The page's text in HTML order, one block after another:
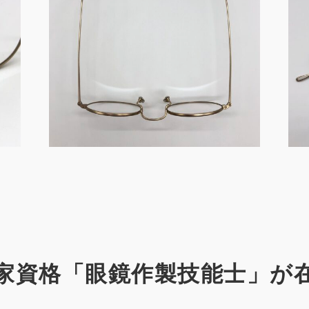
資格「眼鏡作製技能士」が